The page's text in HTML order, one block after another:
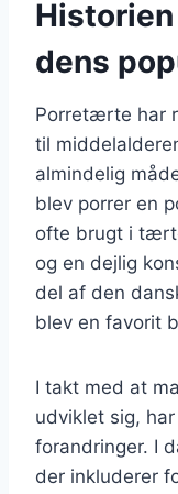
dens
Porretærte har
til
almindelig
blev porrer en
ofte brugt i
og en dejlig
del af den
blev en favorit
I takt med at
udviklet sig,
forandringer. I
der inkluderer